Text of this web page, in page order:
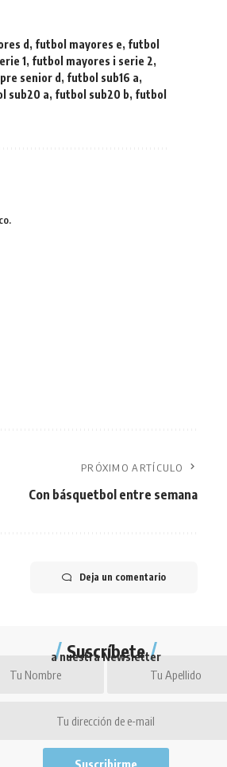
d , futbol mayores e, futbol
1, futbol mayores i serie 2,
senior d , futbol sub16 a,
sub20 a, futbol sub20 b, futbol
PRÓXIMO ARTÍCULO
Con básquetbol entre semana
Deja un comentario
Suscríbete
a nuestra Newsletter